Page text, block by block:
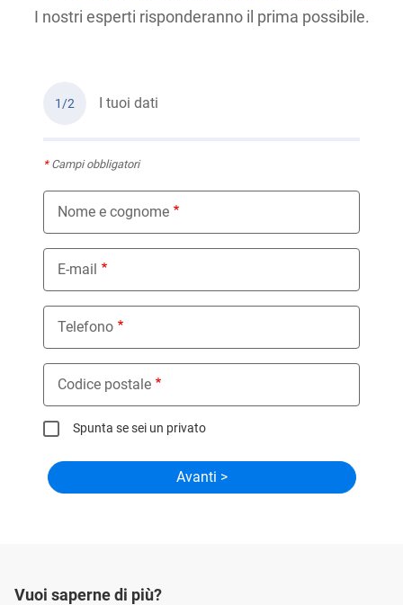
I nostri esperti risponderanno il prima possibile.
1/2 I tuoi dati
*Campi obbligatori
Nome e cognome
E-mail
Telefono
Codice postale
Spunta se sei un privato
Vuoi saperne di più?